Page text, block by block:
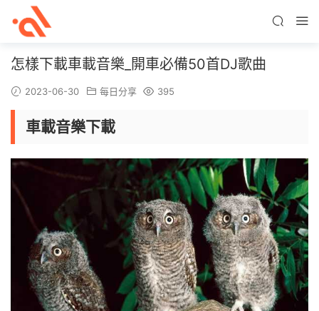
怎樣下載車載音樂_開車必備50首DJ歌曲
2023-06-30 每日分享 395
車載音樂下載